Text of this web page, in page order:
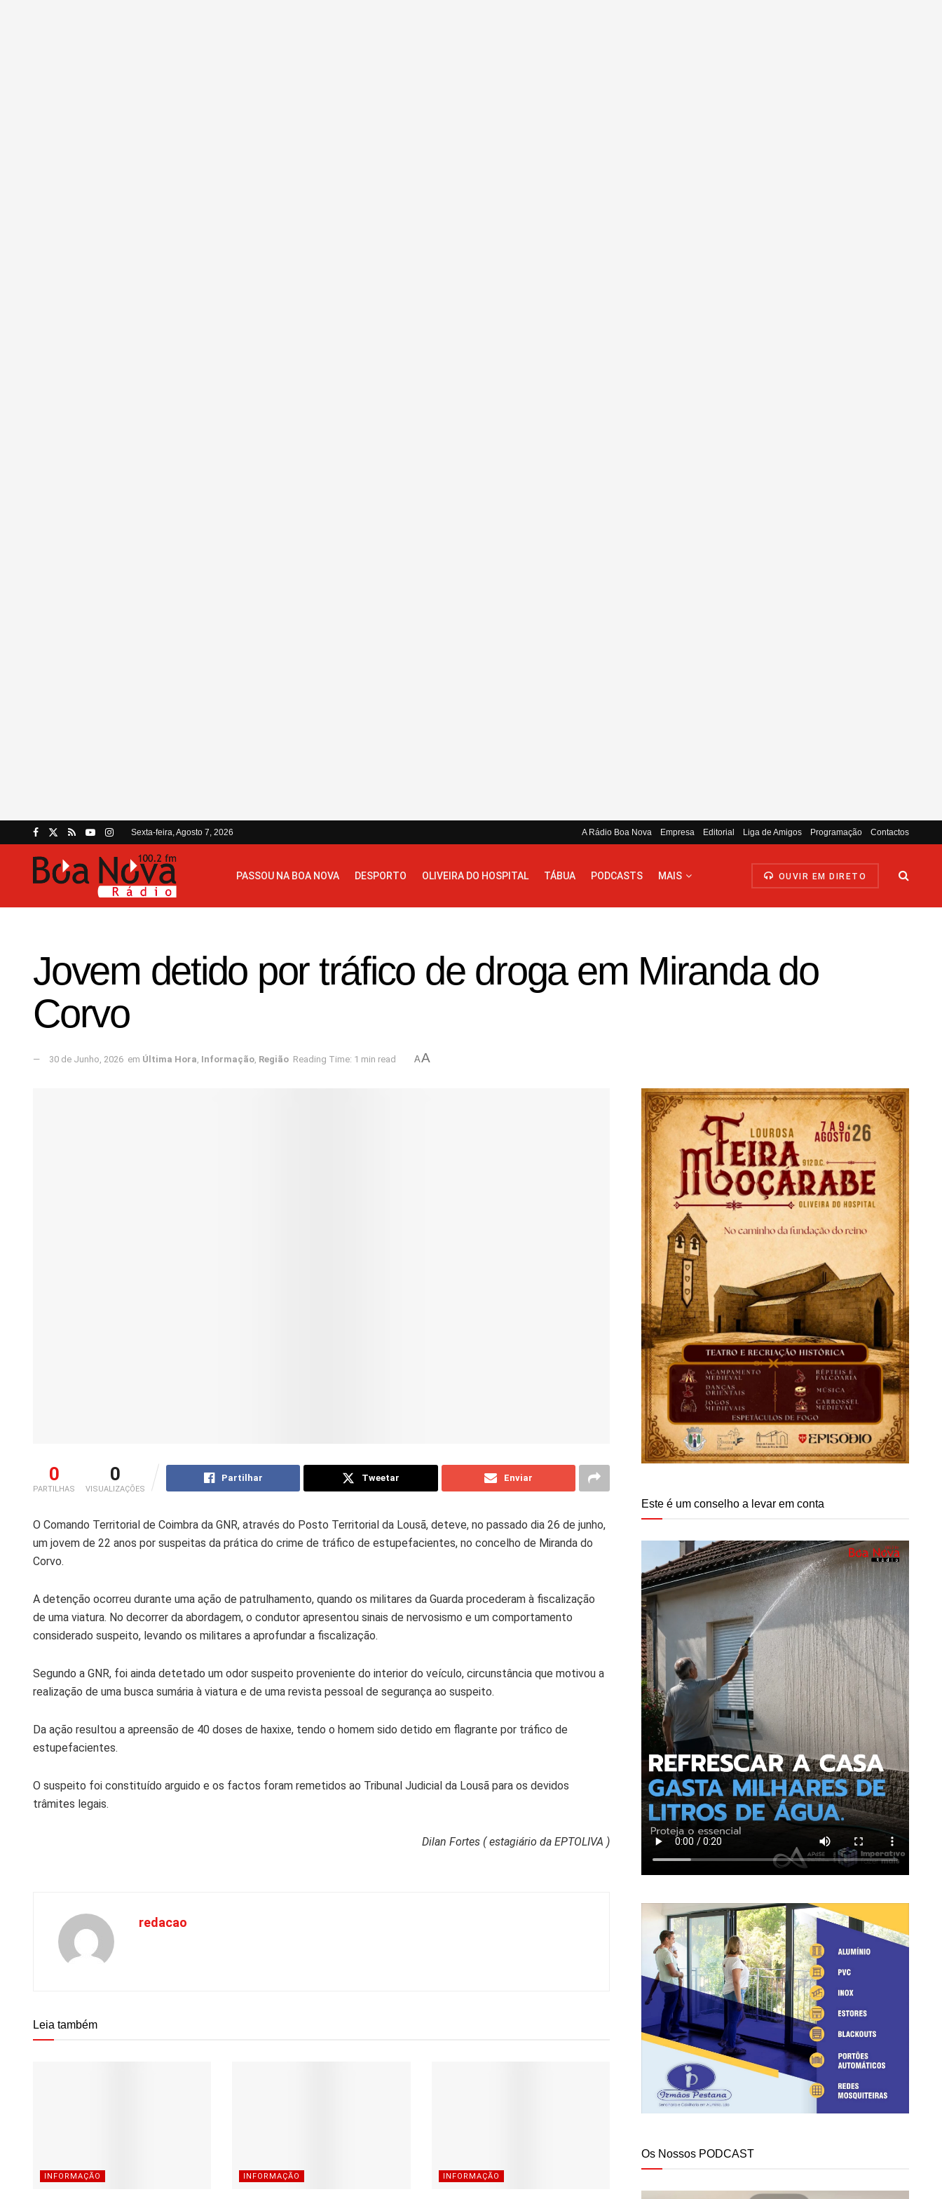
Sexta-feira, Agosto 7, 2026 A Rádio Boa Nova Empresa Editorial Liga de Amigos Programação Contactos
PASSOU NA BOA NOVA DESPORTO OLIVEIRA DO HOSPITAL TÁBUA PODCASTS MAIS OUVIR EM DIRETO
Jovem detido por tráfico de droga em Miranda do
Corvo
30 de Junho, 2026 em Última Hora, Informação, Região Reading Time: 1 min read AA
0
PARTILHAS
0
VISUALIZAÇÕES
Partilhar Tweetar Enviar
O Comando Territorial de Coimbra da GNR, através do Posto Territorial da Lousã, deteve, no passado dia 26 de junho,
um jovem de 22 anos por suspeitas da prática do crime de tráfico de estupefacientes, no concelho de Miranda do
Corvo.
A detenção ocorreu durante uma ação de patrulhamento, quando os militares da Guarda procederam à fiscalização
de uma viatura. No decorrer da abordagem, o condutor apresentou sinais de nervosismo e um comportamento
considerado suspeito, levando os militares a aprofundar a fiscalização.
Segundo a GNR, foi ainda detetado um odor suspeito proveniente do interior do veículo, circunstância que motivou a
realização de uma busca sumária à viatura e de uma revista pessoal de segurança ao suspeito.
Da ação resultou a apreensão de 40 doses de haxixe, tendo o homem sido detido em flagrante por tráfico de
estupefacientes.
O suspeito foi constituído arguido e os factos foram remetidos ao Tribunal Judicial da Lousã para os devidos
trâmites legais.
Dilan Fortes ( estagiário da EPTOLIVA )
redacao
Leia também
INFORMAÇÃO INFORMAÇÃO INFORMAÇÃO
Este é um conselho a levar em conta
Os Nossos PODCAST